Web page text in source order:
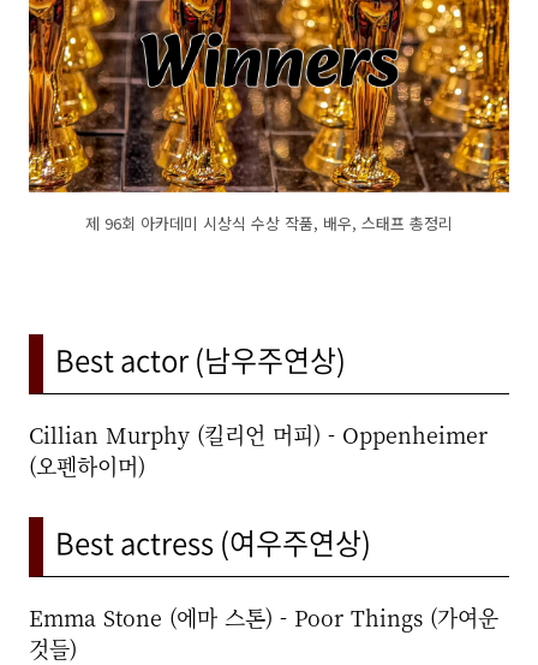
제 96회 아카데미 시상식 수상 작품, 배우, 스태프 총정리
Best actor (남우주연상)
Cillian Murphy (킬리언 머피) - Oppenheimer
(오펜하이머)
Best actress (여우주연상)
Emma Stone (에마 스톤) - Poor Things (가여운
것들)